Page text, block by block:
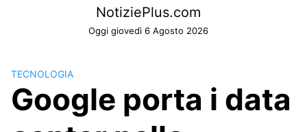
NotiziePlus.com
Oggi giovedì 6 Agosto 2026
TECNOLOGIA
Google porta i data